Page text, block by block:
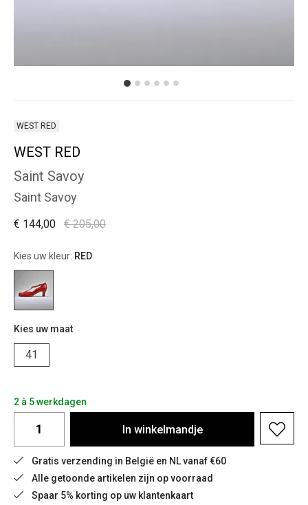
WEST RED
WEST RED
Saint Savoy
Saint Savoy
€ 205,00
€ 144,00
Kies uw kleur: RED
Kies uw maat
41
2 à 5 werkdagen
In winkelmandje
Gratis verzending in België en NL vanaf €60
Alle getoonde artikelen zijn op voorraad
Spaar 5% korting op uw klantenkaart